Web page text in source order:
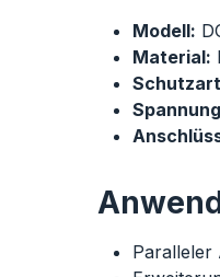
Modell:
Material:
Paralleler